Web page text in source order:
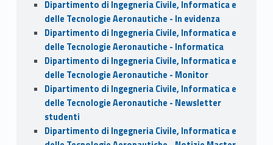
Dipartimento di Ingegneria Civile, Informatica e
delle Tecnologie Aeronautiche - In evidenza
Dipartimento di Ingegneria Civile, Informatica e
delle Tecnologie Aeronautiche - Informatica
Dipartimento di Ingegneria Civile, Informatica e
delle Tecnologie Aeronautiche - Monitor
Dipartimento di Ingegneria Civile, Informatica e
delle Tecnologie Aeronautiche - Newsletter
studenti
Dipartimento di Ingegneria Civile, Informatica e